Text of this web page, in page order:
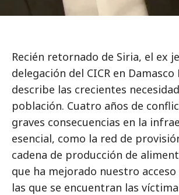
Recién retornado de Siria, el ex
delegación del CICR en
describe las crecientes
población. Cuatro años de
graves consecuencias en la
esencial, como la red de
cadena de producción de
que ha mejorado nuestro acceso
las que se encuentran las